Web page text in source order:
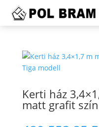
Kerti ház
matt grafit